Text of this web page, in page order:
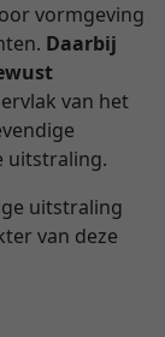
vormgeving
Daarbij
van het
uitstraling.
uitstraling
van deze